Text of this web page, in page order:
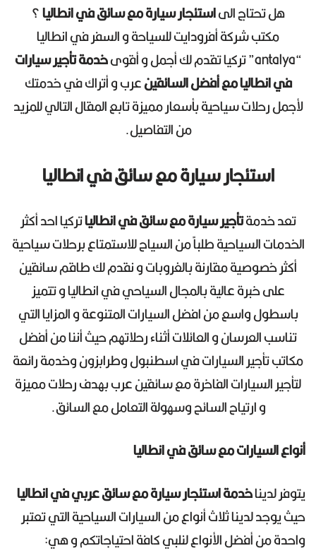
هل تحتاج الىاستئجار سيارة مع سائق في انطاليا؟
مكتب شركة أفرودايت للسياحة و السفر في انطاليا
“antalya” تركيا تقدم لك أجمل و أقوى
خدمة تأجير سيارات
في انطاليا مع أفضل السائقينعرب و أتراك في خدمتك
لأجمل رحلات سياحية بأسعار مميزة تابع المقال التالي للمزيد
من التفاصيل.
استئجار سيارة مع سائق في انطاليا
تعد خدمةتأجير سيارة مع سائق في انطالياتركيا احد أكثر
الخدمات السياحية طلباً من السياح للاستمتاع برحلات سياحية
أكثر خصوصية مقارنة بالغروبات و نقدم لك طاقم سائقين
على خبرة عالية بالمجال السياحي في انطاليا و تتميز
باسطول واسع من افضل السيارات المتنوعة و المزايا التي
تناسب العرسان و العائلات أثناء رحلاتهم حيث أننا من أفضل
مكاتب تأجير السيارات في اسطنبول وطرابزون وخدمة رائعة
لتأجير السيارات الفاخرة مع سائقين عرب بهدف رحلات مميزة
و ارتياح السائح وسهولة التعامل مع السائق.
أنواع السيارات مع سائق في انطاليا
يتوفر لديناخدمة استئجار سيارة مع سائق عربي في انطاليا
حيث يوجد لدينا ثلاث أنواع من السيارات السياحية التي تعتبر
واحدة من أفضل الأنواع لنلبي كافة احتياجاتكم و هي: